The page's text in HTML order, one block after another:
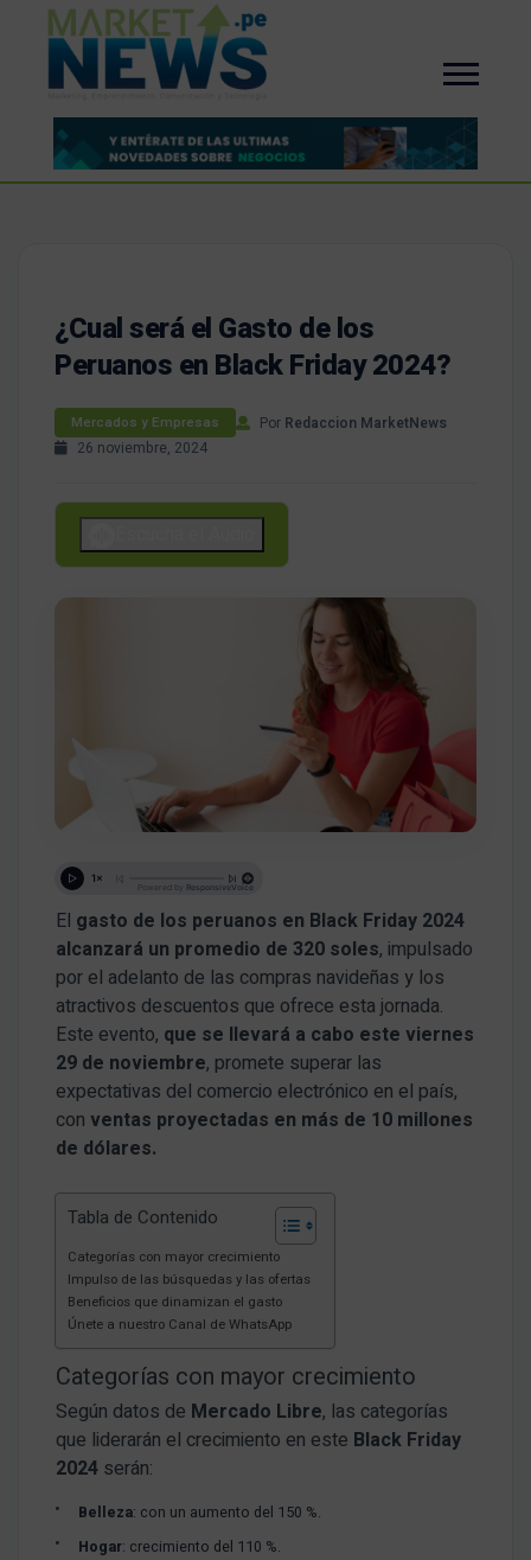
¿Cual será el Gasto de los
Peruanos en Black Friday 2024?
Mercados y Empresas Por Redaccion MarketNews
26 noviembre, 2024
El gasto de los peruanos en Black Friday 2024
alcanzará un promedio de 320 soles, impulsado
por el adelanto de las compras navideñas y los
atractivos descuentos que ofrece esta jornada.
Este evento, que se llevará a cabo este viernes
29 de noviembre, promete superar las
expectativas del comercio electrónico en el país,
con ventas proyectadas en más de 10 millones
de dólares.
Tabla de Contenido
Categorías con mayor crecimiento
Impulso de las búsquedas y las ofertas
Beneficios que dinamizan el gasto
Únete a nuestro Canal de WhatsApp
Categorías con mayor crecimiento
Según datos de Mercado Libre, las categorías
que liderarán el crecimiento en este Black Friday
2024 serán:
Belleza: con un aumento del 150 %.
Hogar: crecimiento del 110 %.